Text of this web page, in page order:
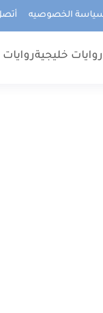
الخصوصيه
روايات خليجيةروايات